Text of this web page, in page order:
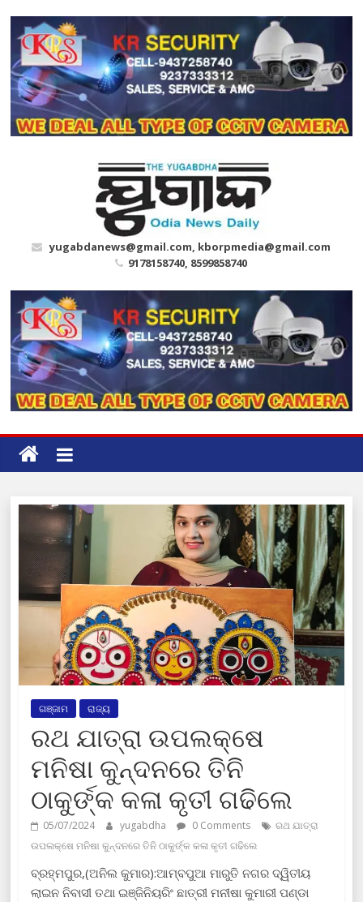
content
yugabdanews@gmail.com, kborpmedia@gmail.com
9178158740, 8599858740
ଗଞ୍ଜାମ ରାଜ୍ୟ
ରଥ ଯାତ୍ରା ଉପଲକ୍ଷେ
ମନିଷା କୁନ୍ଦନରେ ତିନି
ଠାକୁର୍ଙ୍କ କଳା କୃତୀ ଗଢିଲେ
05/07/2024 yugabdha 0 Comments
ରଥ ଯାତ୍ରା
ଉପଲକ୍ଷେ ମନିଷା କୁନ୍ଦନରେ ତିନି ଠାକୁର୍ଙ୍କ କଳା କୃତୀ ଗଢିଲେ
ବ୍ରହ୍ମପୁର,(ଅନିଲ କୁମାର):ଆମ୍ବପୁଆ ମାରୁତି ନଗର ଦ୍ୱିତୀୟ
ଲାଇନ ନିବାସୀ ତଥା ଇଞ୍ଜିନିୟରିଂ ଛାତ୍ରୀ ମନୀଷା କୁମାରୀ ପଣ୍ଡା